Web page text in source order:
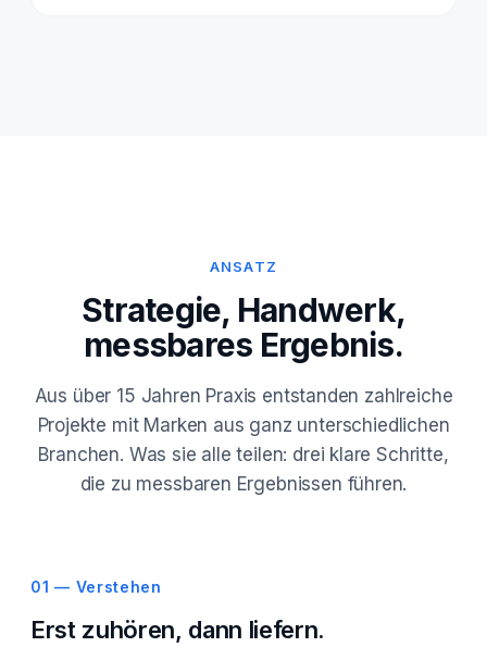
ANSATZ
Strategie, Handwerk,
messbares Ergebnis.
Aus über 15 Jahren Praxis entstanden zahlreiche
Projekte mit Marken aus ganz unterschiedlichen
Branchen. Was sie alle teilen: drei klare Schritte,
die zu messbaren Ergebnissen führen.
01 — Verstehen
Erst zuhören, dann liefern.